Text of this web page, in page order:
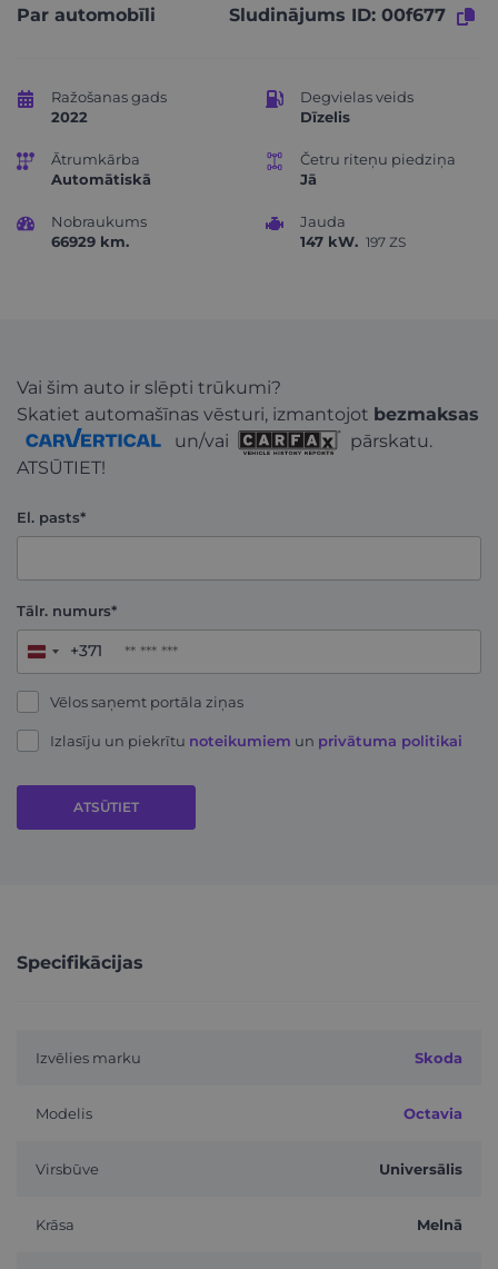
Par automobīli Sludinājums ID: 00f677
Ražošanas gads
2022
Degvielas veids
Dīzelis
Ātrumkārba
Automātiskā
Četru riteņu piedziņa
Jā
Nobraukums
66929 km.
Jauda
147 kW. 197 ZS
Vai šim auto ir slēpti trūkumi?
Skatiet automašīnas vēsturi, izmantojot bezmaksas
un/vai
pārskatu.
ATSŪTIET!
El. pasts*
Tālr. numurs*
Latvia
+371
+371
Vēlos saņemt portāla ziņas
Izlasīju un piekrītu noteikumiem un privātuma politikai
ATSŪTIET
Specifikācijas
Izvēlies marku Skoda
Modelis Octavia
Virsbūve Universālis
Krāsa Melnā